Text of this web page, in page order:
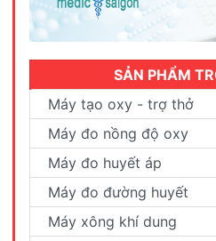
SẢN PHẨM
Máy tạo oxy - trợ thở
Máy đo nồng độ oxy
Máy đo huyết áp
Máy đo đường huyết
Máy xông khí dung